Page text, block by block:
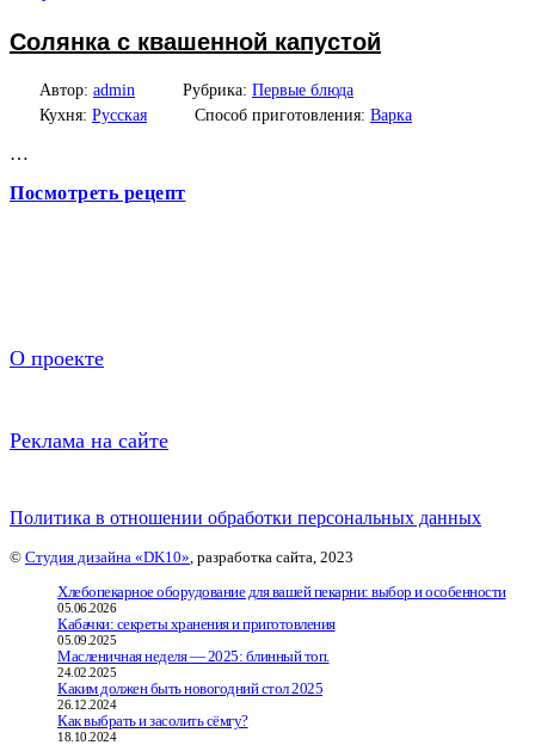
Солянка с квашенной капустой
Автор: admin Рубрика: Первые блюда
Кухня: Русская Способ приготовления: Варка
…
Посмотреть рецепт
О проекте
Реклама на сайте
Политика в отношении обработки персональных данных
© Студия дизайна «DK10», разработка сайта, 2023
Хлебопекарное оборудование для вашей пекарни: выбор и особенности
05.06.2026
Кабачки: секреты хранения и приготовления
05.09.2025
Масленичная неделя — 2025: блинный топ.
24.02.2025
Каким должен быть новогодний стол 2025
26.12.2024
Как выбрать и засолить сёмгу?
18.10.2024